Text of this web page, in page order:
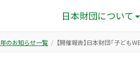
日本財団について
のお知らせ一覧 【開催報告】日本財団「子ども